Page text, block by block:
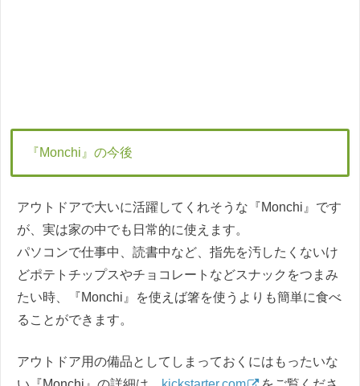
『Monchi』の今後
アウトドアで大いに活躍してくれそうな『Monchi』です
が、実は家の中でも日常的に使えます。
パソコンで仕事中、読書中など、指先を汚したくないけ
どポテトチップスやチョコレートなどスナックをつまみ
たい時、『Monchi』を使えば箸を使うよりも簡単に食べ
ることができます。
アウトドア用の備品としてしまっておくにはもったいな